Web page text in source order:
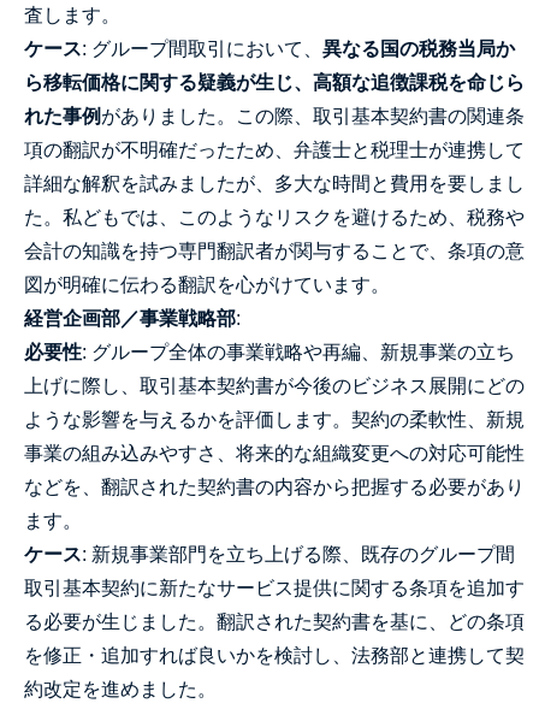
査します。
ケース: グループ間取引において、 異なる国の税務当局か
ら移転価格に関する疑義が生じ、高額な追徴課税を命じら
れた事例 がありました。この際、取引基本契約書の関連条
項の翻訳が不明確だったため、弁護士と税理士が連携して
詳細な解釈を試みましたが、多大な時間と費用を要しまし
た。私どもでは、このようなリスクを避けるため、税務や
会計の知識を持つ専門翻訳者が関与することで、条項の意
図が明確に伝わる翻訳を心がけています。
経営企画部／事業戦略部:
必要性: グループ全体の事業戦略や再編、新規事業の立ち
上げに際し、取引基本契約書が今後のビジネス展開にどの
ような影響を与えるかを評価します。契約の柔軟性、新規
事業の組み込みやすさ、将来的な組織変更への対応可能性
などを、翻訳された契約書の内容から把握する必要があり
ます。
ケース: 新規事業部門を立ち上げる際、既存のグループ間
取引基本契約に新たなサービス提供に関する条項を追加す
る必要が生じました。翻訳された契約書を基に、どの条項
を修正・追加すれば良いかを検討し、法務部と連携して契
約改定を進めました。